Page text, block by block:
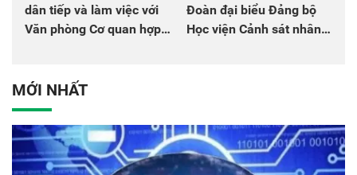
dân tiếp và làm việc với
Văn phòng Cơ quan hợp
Đoàn đại biểu Đảng bộ
Học viện Cảnh sát nhân
MỚI NHẤT